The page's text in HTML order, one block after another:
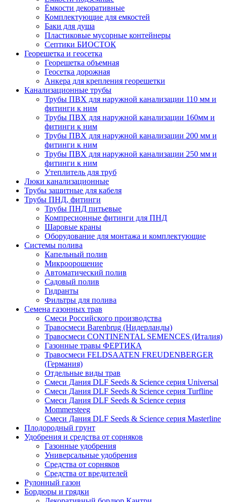
Ёмкости декоративные
Комплектующие для емкостей
Баки для душа
Пластиковые мусорные контейнеры
Септики БИОСТОК
Георешетка и геосетка
Георешетка объемная
Геосетка дорожная
Анкера для крепления георешетки
Канализационные трубы
Трубы ПВХ для наружной канализации 110 мм и
фитинги к ним
Трубы ПВХ для наружной канализации 160мм и
фитинги к ним
Трубы ПВХ для наружной канализации 200 мм и
фитинги к ним
Трубы ПВХ для наружной канализации 250 мм и
фитинги к ним
Утеплитель для труб
Люки канализационные
Трубы защитные для кабеля
Трубы ПНД, фитинги
Трубы ПНД питьевые
Компресионные фитинги для ПНД
Шаровые краны
Оборудование для монтажа и комплектующие
Системы полива
Капельный полив
Микроорошение
Автоматический полив
Садовый полив
Гидранты
Фильтры для полива
Семена газонных трав
Смеси Российского производства
Травосмеси Barenbrug (Нидерланды)
Травосмеси CONTINENTAL SEMENCES (Италия)
Газонные травы ФЕРТИКА
Травосмеси FELDSAATEN FREUDENBERGER
(Германия)
Отдельные виды трав
Смеси Дания DLF Seeds & Sciеnce серия Universal
Смеси Дания DLF Seeds & Sciеnce серия Turfline
Смеси Дания DLF Seeds & Sciеnce серия
Mommersteeg
Смеси Дания DLF Seeds & Sciеnce серия Masterline
Плодородный грунт
Удобрения и средства от сорняков
Газонные удобрения
Универсальные удобрения
Средства от сорняков
Средства от вредителей
Рулонный газон
Бордюры и грядки